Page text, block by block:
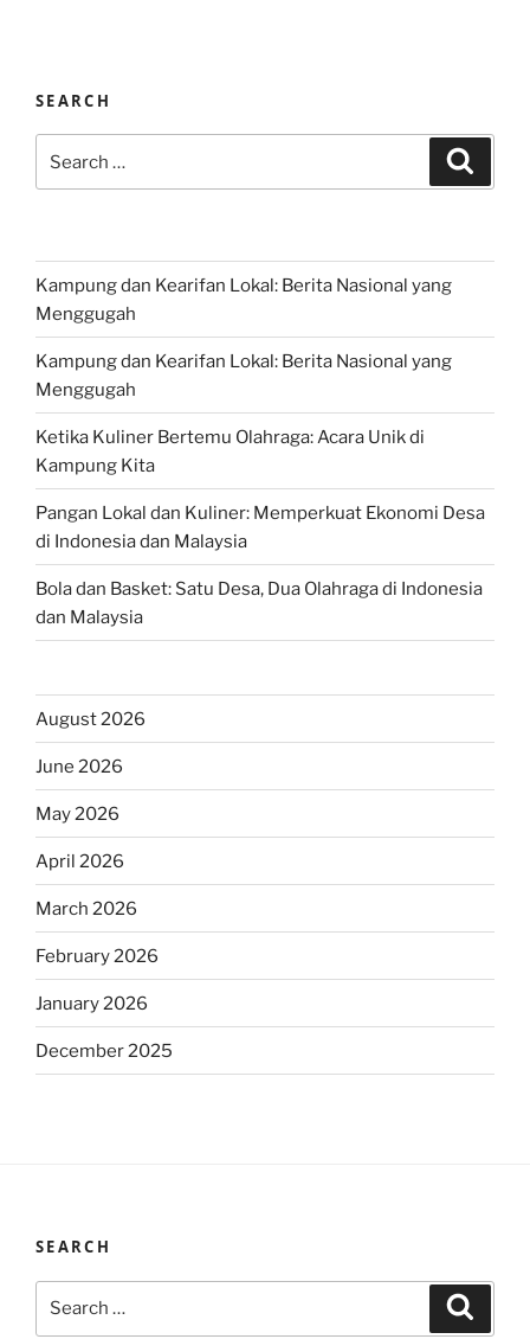
SEARCH
for:
Kampung dan Kearifan Lokal: Berita Nasional yang
Menggugah
Kampung dan Kearifan Lokal: Berita Nasional yang
Menggugah
Ketika Kuliner Bertemu Olahraga: Acara Unik di
Kampung Kita
Pangan Lokal dan Kuliner: Memperkuat Ekonomi Desa
di Indonesia dan Malaysia
Bola dan Basket: Satu Desa, Dua Olahraga di Indonesia
dan Malaysia
August 2026
June 2026
May 2026
April 2026
March 2026
February 2026
January 2026
December 2025
SEARCH